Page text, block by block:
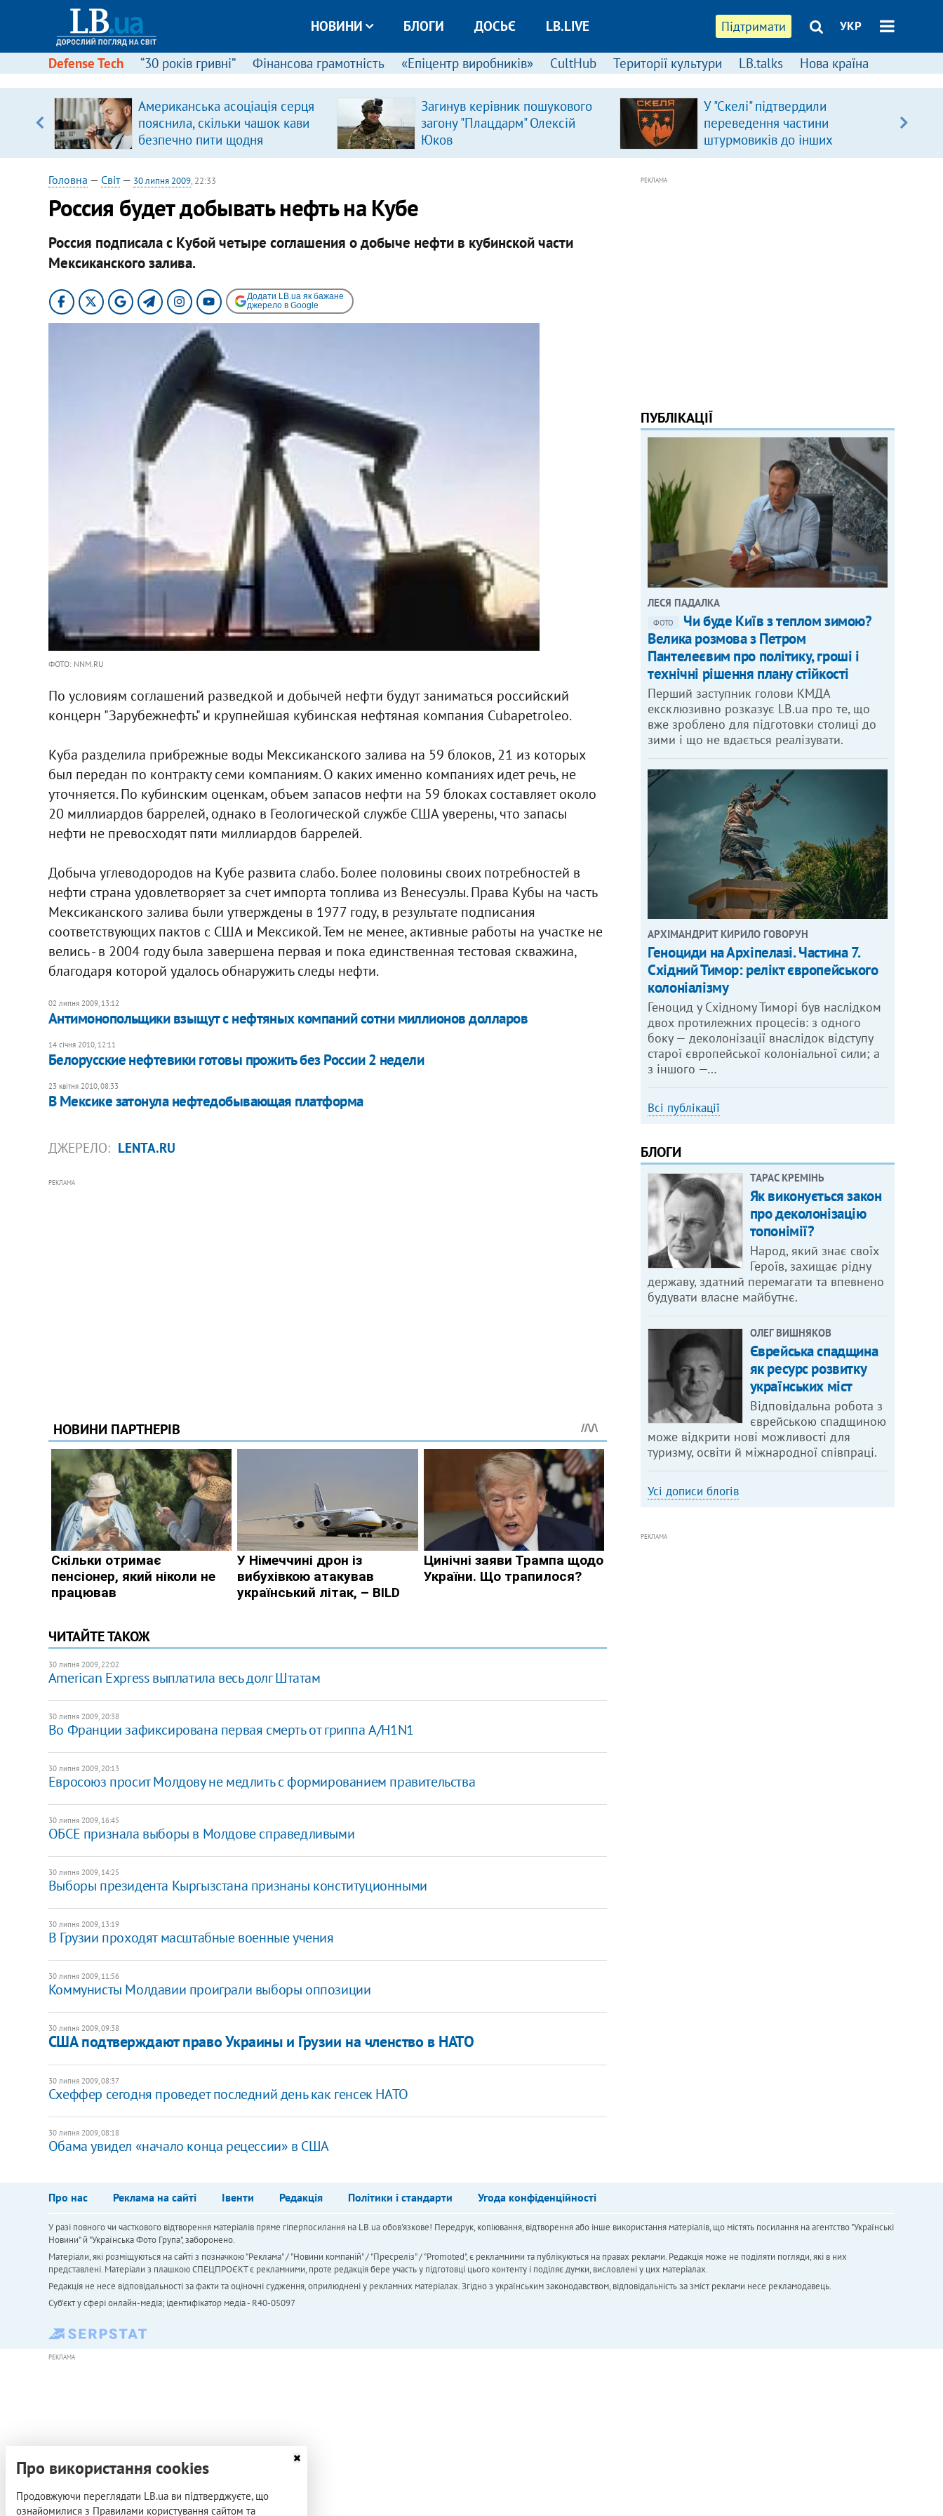
Підтримати УКР
НОВИНИ БЛОГИ ДОСЬЄ LB.LIVE
Defense Tech “30 років гривні” Фінансова грамотність «Епіцентр виробників» CultHub Території культури LB.talks Нова країна
Американська асоціація серця
пояснила, скільки чашок кави
безпечно пити щодня
Загинув керівник пошукового
загону "Плацдарм" Олексій
Юков
У "Скелі" підтвердили
переведення частини
штурмовиків до інших
підрозділів
Головна — Світ— 30 липня 2009, 22:33
Россия будет добывать нефть на Кубе
Россия подписала с Кубой четыре соглашения о добыче нефти в кубинской части
Мексиканского залива.
Додати LB.ua як бажане
джерело в Google
ФОТО: NNM.RU
По условиям соглашений разведкой и добычей нефти будут заниматься российский
концерн "Зарубежнефть" и крупнейшая кубинская нефтяная компания Cubapetroleo.
Куба разделила прибрежные воды Мексиканского залива на 59 блоков, 21 из которых
был передан по контракту семи компаниям. О каких именно компаниях идет речь, не
уточняется. По кубинским оценкам, объем запасов нефти на 59 блоках составляет около
20 миллиардов баррелей, однако в Геологической службе США уверены, что запасы
нефти не превосходят пяти миллиардов баррелей.
Добыча углеводородов на Кубе развита слабо. Более половины своих потребностей в
нефти страна удовлетворяет за счет импорта топлива из Венесуэлы. Права Кубы на часть
Мексиканского залива были утверждены в 1977 году, в результате подписания
соответствующих пактов с США и Мексикой. Тем не менее, активные работы на участке не
велись - в 2004 году была завершена первая и пока единственная тестовая скважина,
благодаря которой удалось обнаружить следы нефти.
02 липня 2009, 13:12
Антимонопольщики взыщут с нефтяных компаний сотни миллионов долларов
14 січня 2010, 12:11
Белорусские нефтевики готовы прожить без России 2 недели
23 квітня 2010, 08:33
В Мексике затонула нефтедобывающая платформа
ДЖЕРЕЛО: LENTA.RU
РЕКЛАМА
ЧИТАЙТЕ ТАКОЖ
30 липня 2009, 22:02
American Express выплатила весь долг Штатам
30 липня 2009, 20:38
Во Франции зафиксирована первая смерть от гриппа A/H1N1
30 липня 2009, 20:13
Евросоюз просит Молдову не медлить с формированием правительства
30 липня 2009, 16:45
ОБСЕ признала выборы в Молдове справедливыми
30 липня 2009, 14:25
Выборы президента Кыргызстана признаны конституционными
30 липня 2009, 13:19
В Грузии проходят масштабные военные учения
30 липня 2009, 11:56
Коммунисты Молдавии проиграли выборы оппозиции
30 липня 2009, 09:38
США подтверждают право Украины и Грузии на членство в НАТО
30 липня 2009, 08:37
Схеффер сегодня проведет последний день как генсек НАТО
30 липня 2009, 08:18
Обама увидел «начало конца рецессии» в США
РЕКЛАМА
ПУБЛІКАЦІЇ
ЛЕСЯ ПАДАЛКА
ФОТО
Чи буде Київ з теплом зимою?
Велика розмова з Петром
Пантелеєвим про політику, гроші і
технічні рішення плану стійкості
Перший заступник голови КМДА
ексклюзивно розказує LB.ua про те, що
вже зроблено для підготовки столиці до
зими і що не вдається реалізувати.
АРХІМАНДРИТ КИРИЛО ГОВОРУН
Геноциди на Архіпелазі. Частина 7.
Східний Тимор: релікт європейського
колоніалізму
Геноцид у Східному Тиморі був наслідком
двох протилежних процесів: з одного
боку — деколонізації внаслідок відступу
старої європейської колоніальної сили; а
з іншого —…
Всі публікації
БЛОГИ
ТАРАС КРЕМІНЬ
Як виконується закон
про деколонізацію
топонімії?
Народ, який знає своїх
Героїв, захищає рідну
державу, здатний перемагати та впевнено
будувати власне майбутнє.
ОЛЕГ ВИШНЯКОВ
Єврейська спадщина
як ресурс розвитку
українських міст
Відповідальна робота з
єврейською спадщиною
може відкрити нові можливості для
туризму, освіти й міжнародної співпраці.
Усі дописи блогів
РЕКЛАМА
Про нас Реклама на сайті Івенти Редакція Політики і стандарти Угода конфіденційності
У разі повного чи часткового відтворення матеріалів пряме гіперпосилання на LB.ua обов'язкове! Передрук, копіювання, відтворення або інше використання матеріалів, що містять посилання на агентство "Українськi
Новини" й "Українська Фото Група", заборонено.
Матеріали, які розміщуються на сайті з позначкою "Реклама" / "Новини компаній" / "Пресреліз" / "Promoted", є рекламними та публікуються на правах реклами. Редакція може не поділяти погляди, які в них
представлені. Матеріали з плашкою СПЕЦПРОЄКТ є рекламними, проте редакція бере участь у підготовці цього контенту і поділяє думки, висловлені у цих матеріалах.
Редакція не несе відповідальності за факти та оціночні судження, оприлюднені у рекламних матеріалах. Згідно з українським законодавством, відповідальність за зміст реклами несе рекламодавець.
Cуб'єкт у сфері онлайн-медіа; ідентифікатор медіа - R40-05097
РЕКЛАМА
Про використання cookies
Продовжуючи переглядати LB.ua ви підтверджуєте, що
ознайомилися з Правилами користування сайтом та